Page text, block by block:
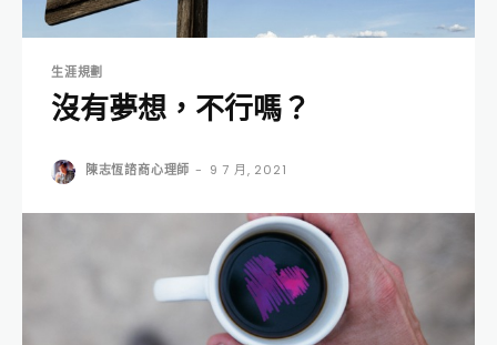
生涯規劃
沒有夢想，不行嗎？
陳志恆諮商心理師 - 9 7 月, 2021